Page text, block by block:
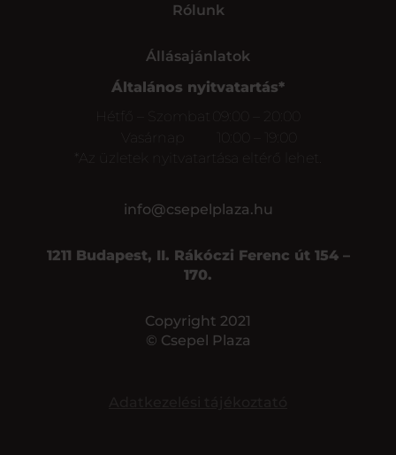
Rólunk
Állásajánlatok
Általános nyitvatartás*
Hétfő – Szombat
09:00 – 20:00
Vasárnap
*Az üzletek nyitvatartása eltérő lehet.
info@csepelplaza.hu
1211 Budapest, II. Rákóczi Ferenc út 154 –
170.
Copyright 2021
© Csepel Plaza